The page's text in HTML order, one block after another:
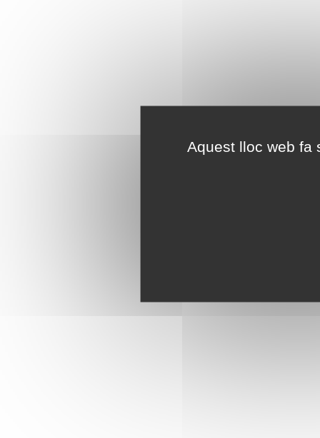
Aquest lloc web fa